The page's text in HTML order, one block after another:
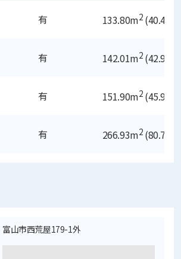
有 133.80m2(40.47
有 142.01m2(42.95
有 151.90m2(45.95
有 266.93m2(80.74
富山市西荒屋179-1外